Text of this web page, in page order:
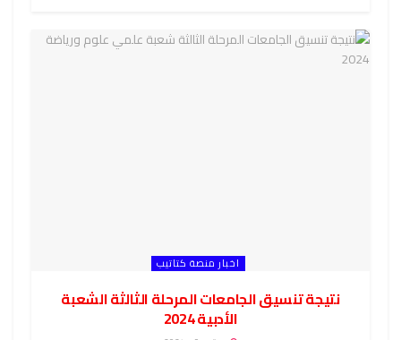
اخبار منصة كتاتيب
نتيجة تنسيق الجامعات المرحلة الثالثة الشعبة
الأدبية 2024